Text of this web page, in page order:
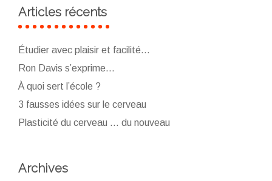
Articles récents
Étudier avec plaisir et facilité…
Ron Davis s’exprime…
À quoi sert l’école ?
3 fausses idées sur le cerveau
Plasticité du cerveau … du nouveau
Archives